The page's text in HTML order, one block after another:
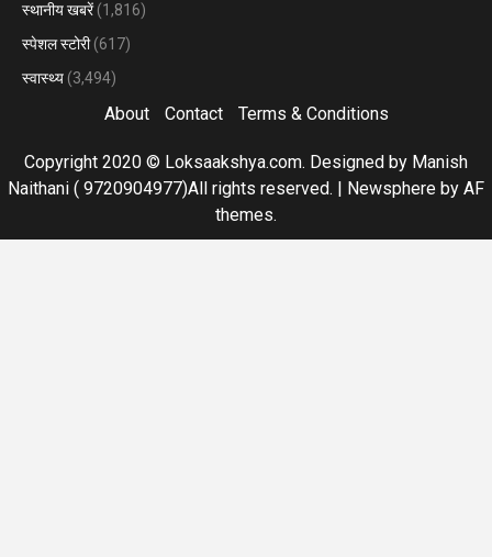
स्थानीय खबरें(1,816)
स्पेशल स्टोरी(617)
स्वास्थ्य (3,494)
About Contact Terms & Conditions
Copyright 2020 © Loksaakshya.com. Designed by Manish
Naithani ( 9720904977)All rights reserved.
Newsphere by AF
themes.